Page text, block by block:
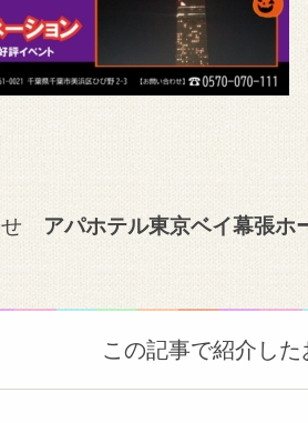
せ アパホテル東京ベイ幕張ホ
この記事で紹介した